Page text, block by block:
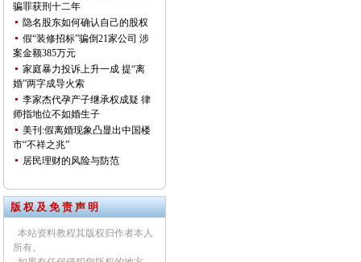
骗罪获刑十二年
隐名股东如何确认自己的股权
假“装修招标”骗倒21家公司 涉
案金额385万元
家庭暴力投诉上升一成 提“离
婚”两字成导火索
李家杰代孕产子继承权成疑 律
师指地位不如婚生子
美刊:假离婚现象凸显出中国楼
市“不祥之兆”
居民理财的风险与防范
版 权 及 免 责 声 明
本站资料教程其版权归作者本人
所有。